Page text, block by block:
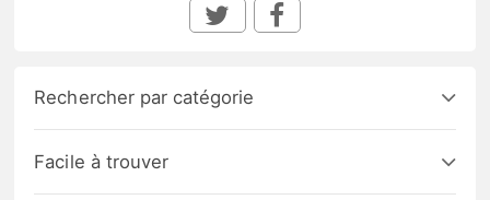
Rechercher par catégorie
Facile à trouver